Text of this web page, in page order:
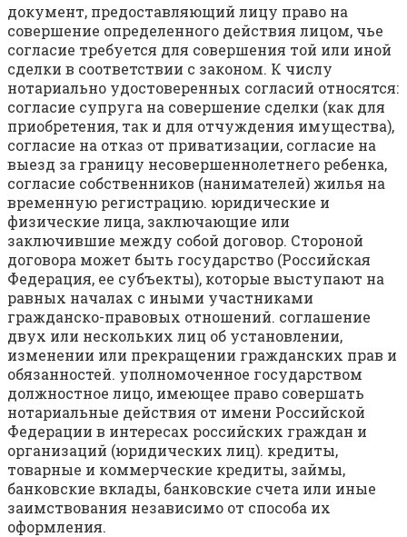
документ, предоставляющий лицу право на
совершение определенного действия лицом, чье
согласие требуется для совершения той или иной
сделки в соответствии с законом. К числу
нотариально удостоверенных согласий относятся:
согласие супруга на совершение сделки (как для
приобретения, так и для отчуждения имущества),
согласие на отказ от приватизации, согласие на
выезд за границу несовершеннолетнего ребенка,
согласие собственников (нанимателей) жилья на
временную регистрацию. юридические и
физические лица, заключающие или
заключившие между собой договор. Стороной
договора может быть государство (Российская
Федерация, ее субъекты), которые выступают на
равных началах с иными участниками
гражданско-правовых отношений. соглашение
двух или нескольких лиц об установлении,
изменении или прекращении гражданских прав и
обязанностей. уполномоченное государством
должностное лицо, имеющее право совершать
нотариальные действия от имени Российской
Федерации в интересах российских граждан и
организаций (юридических лиц). кредиты,
товарные и коммерческие кредиты, займы,
банковские вклады, банковские счета или иные
заимствования независимо от способа их
оформления.